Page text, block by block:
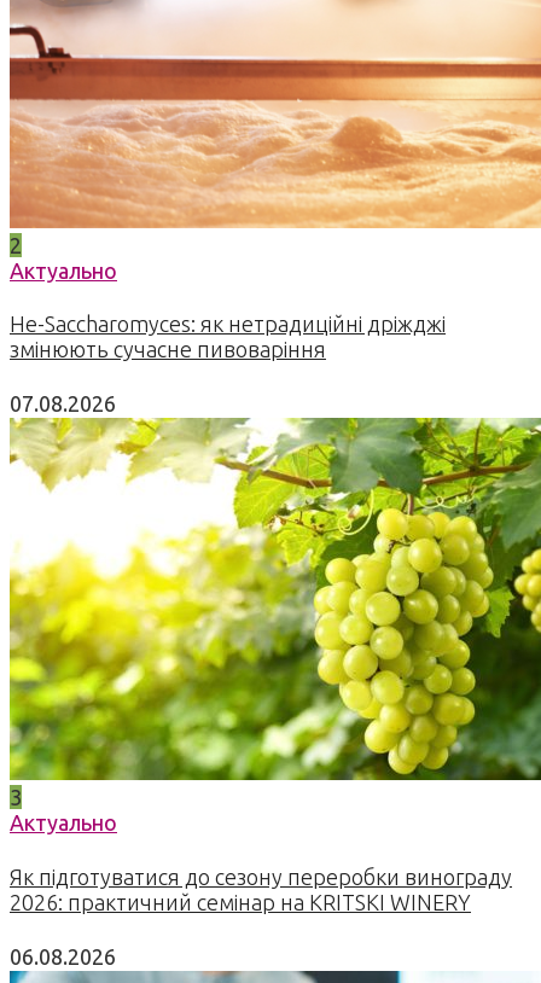
2
Актуально
Не-Saccharomyces: як нетрадиційні дріжджі
змінюють сучасне пивоваріння
07.08.2026
3
Актуально
Як підготуватися до сезону переробки винограду
2026: практичний семінар на KRITSKI WINERY
06.08.2026